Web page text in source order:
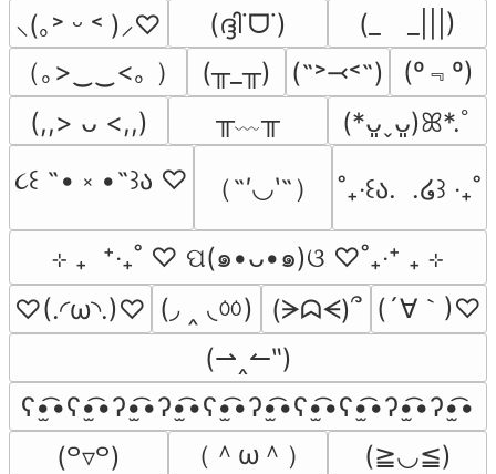
⸜(｡˃ ᵕ ˂ )⸝♡
(ദ്ദി˙ᗜ˙)
(_　_|||)
（｡>‿‿<｡ ）
(╥_╥) (˶˃⤙˂˶)
(º﹃º)
(,,> ᴗ <,,)
╥﹏╥
(*ᴗ͈ˬᴗ͈)ꕤ*.ﾟ
૮꒰ ˶• ༝ •˶꒱ა ♡
（˶′◡‵˶） ˚₊‧꒰ა.  .໒꒱ ‧₊˚
⊹ ₊  ⁺‧₊˚ ♡ ପ(๑•ᴗ•๑)ଓ ♡˚₊‧⁺ ₊ ⊹
♡(.◜ω◝.)♡ (◞ ‸ ◟ㆀ) (ᗒᗣᗕ)՞ (´∀｀)♡
(⇀‸↼‶)
ʕ•̫͡•ʕ•̫͡•ʔ•̫͡•ʔ•̫͡•ʕ•̫͡•ʔ•̫͡•ʕ•̫͡•ʕ•̫͡•ʔ•̫͡•ʔ•̫͡•
(꒪▿꒪)
（＾ω＾）
(≧◡≦)